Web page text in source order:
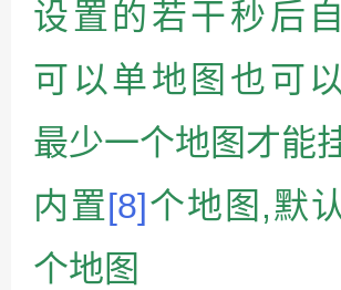
设置的若干秒后
可以单地图也可
最少一个地图才能
内置[8]个地图,默
个地图